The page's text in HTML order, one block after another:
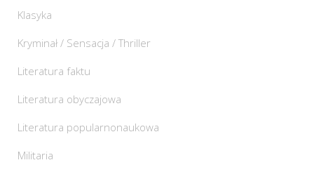
Klasyka
Kryminał / Sensacja / Thriller
Literatura faktu
Literatura obyczajowa
Literatura popularnonaukowa
Militaria